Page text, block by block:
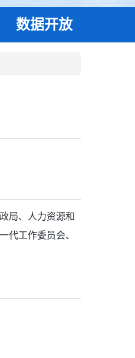
数据开放
局、人力资源和
代工作委员会、